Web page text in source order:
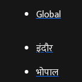
Global
इंदौर
भोपाल